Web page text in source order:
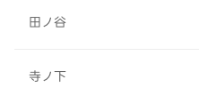
田ノ谷
寺ノ下